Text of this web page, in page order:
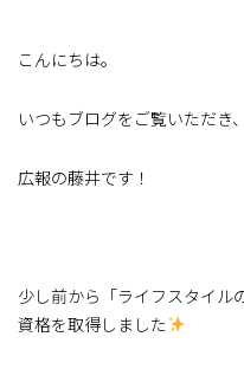
こんにちは。
いつもブログをご覧いただき
広報の藤井です！
少し前から「ライフスタイル
資格を取得しました